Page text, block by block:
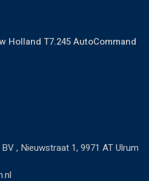
Holland T7.245 AutoCommand
, Nieuwstraat 1, 9971 AT Ulrum